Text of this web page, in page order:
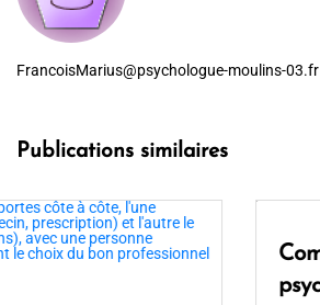
FrancoisMarius@psychologue-moulins-03.fr
Publications similaires
Comment être bien seul